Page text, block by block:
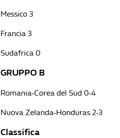
Messico 3
Francia 3
Sudafrica 0
GRUPPO B
Romania-Corea del Sud 0-4
Nuova Zelanda-Honduras 2-3
Classifica